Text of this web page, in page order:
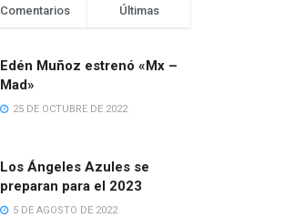
Comentarios Últimas
Edén Muñoz estrenó «Mx –
Mad»
25 DE OCTUBRE DE 2022
Los Ángeles Azules se
preparan para el 2023
5 DE AGOSTO DE 2022